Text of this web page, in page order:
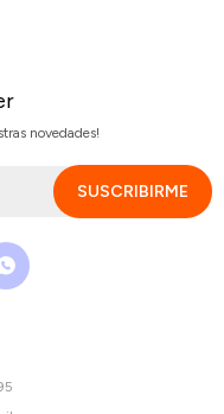
novedades!
SUSCRIBIRME